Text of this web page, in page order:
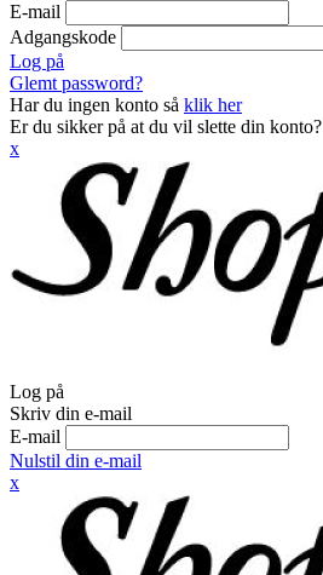
E-mail
Adgangskode
Log på
Glemt password?
Har du ingen konto så klik her
Er du sikker på at du vil slette din konto?
x
Log på
Skriv din e-mail
E-mail
Nulstil din e-mail
x